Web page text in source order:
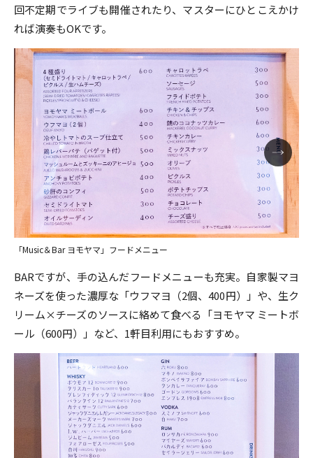
回不定期でライブも開催されたり、マスターにひとこえかけ
れば演奏もOKです。
「Music＆Bar ヨモヤマ」フードメニュー
BARですが、手の込んだフードメニューも充実。自家製マヨ
ネーズを使った濃厚な「ウフマヨ（2個、400円）」や、生ク
リーム×チーズのソースに絡めて食べる「ヨモヤマ ミートボ
ール（600円）」など、1軒目利用にもおすすめ。